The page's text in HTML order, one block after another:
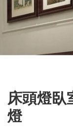
床頭燈臥
燈